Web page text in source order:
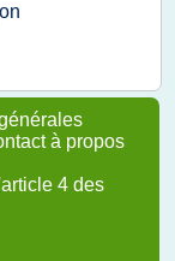
à propos
4 des